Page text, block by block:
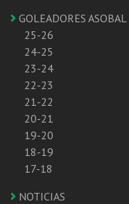
GOLEADORES ASOBAL
25-26
24-25
23-24
22-23
21-22
20-21
19-20
18-19
17-18
NOTICIAS